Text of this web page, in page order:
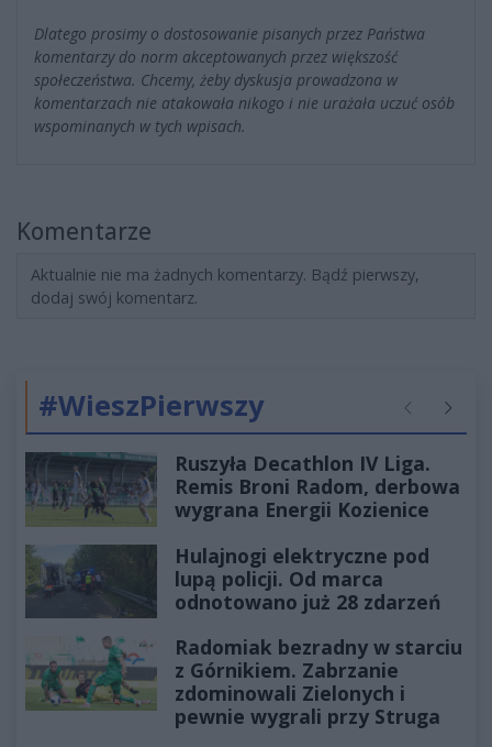
Dlatego prosimy o dostosowanie pisanych przez Państwa
komentarzy do norm akceptowanych przez większość
społeczeństwa. Chcemy, żeby dyskusja prowadzona w
komentarzach nie atakowała nikogo i nie urażała uczuć osób
wspominanych w tych wpisach.
Komentarze
Aktualnie nie ma żadnych komentarzy. Bądź pierwszy,
dodaj swój komentarz.
#WieszPierwszy Poprzednie
Ruszyła Decathlon IV Liga.
Remis Broni Radom, derbowa
wygrana Energii Kozienice
Hulajnogi elektryczne pod
lupą policji. Od marca
odnotowano już 28 zdarzeń
Radomiak bezradny w starciu
z Górnikiem. Zabrzanie
zdominowali Zielonych i
pewnie wygrali przy Struga